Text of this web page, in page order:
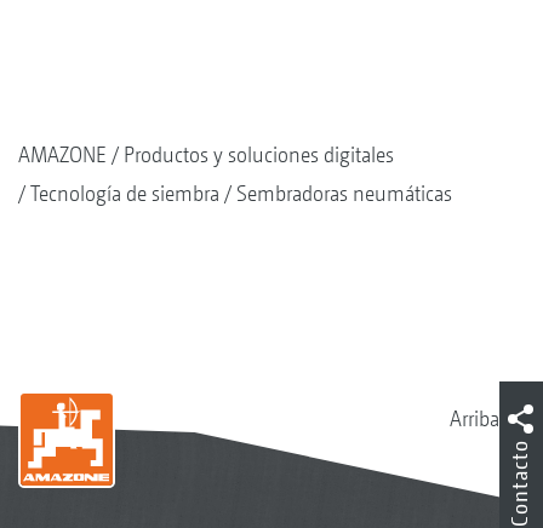
AMAZONE
Productos y soluciones digitales
Tecnología de siembra
Sembradoras neumáticas
Arriba
Contacto